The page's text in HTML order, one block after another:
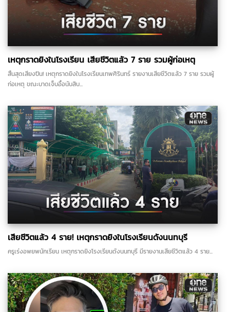
เหตุกราดยิงในโรงเรียน เสียชีวิตแล้ว 7 ราย รวมผู้ก่อเหตุ
สิ้นสุดเสียงปืน! เหตุกราดยิงในโรงเรียนเทพศิรินทร์ รายงานเสียชีวิตแล้ว 7 ราย รวมผู้
ก่อเหตุ ขณะบาดเจ็บอื้อนับสิบ...
เสียชีวิตแล้ว 4 ราย! เหตุกราดยิงในโรงเรียนดังนนทบุรี
ครูเร่งอพยพนักเรียน เหตุกราดยิงโรงเรียนดังนนทบุรี มีรายงานเสียชีวิตแล้ว 4 ราย...